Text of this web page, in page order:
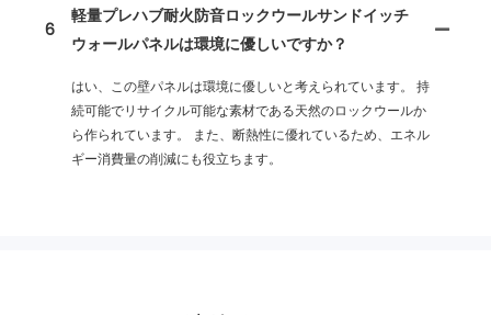
6
軽量プレハブ耐火防音ロックウールサンドイッチ
ウォールパネルは環境に優しいですか？
はい、この壁パネルは環境に優しいと考えられています。 持
続可能でリサイクル可能な素材である天然のロックウールか
ら作られています。 また、断熱性に優れているため、エネル
ギー消費量の削減にも役立ちます。